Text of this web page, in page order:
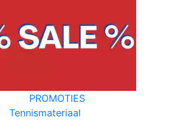
PROMOTIES
Tennismateriaal